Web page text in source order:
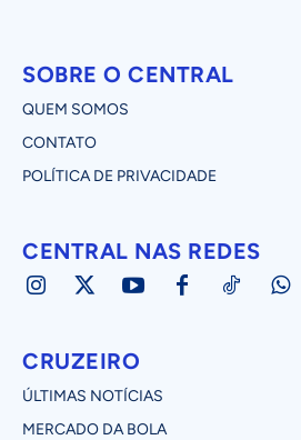
SOBRE O CENTRAL
QUEM SOMOS
CONTATO
POLÍTICA DE PRIVACIDADE
CENTRAL NAS REDES
CRUZEIRO
ÚLTIMAS NOTÍCIAS
MERCADO DA BOLA